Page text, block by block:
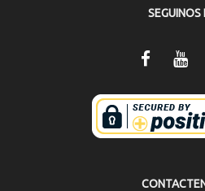
SEGUINOS